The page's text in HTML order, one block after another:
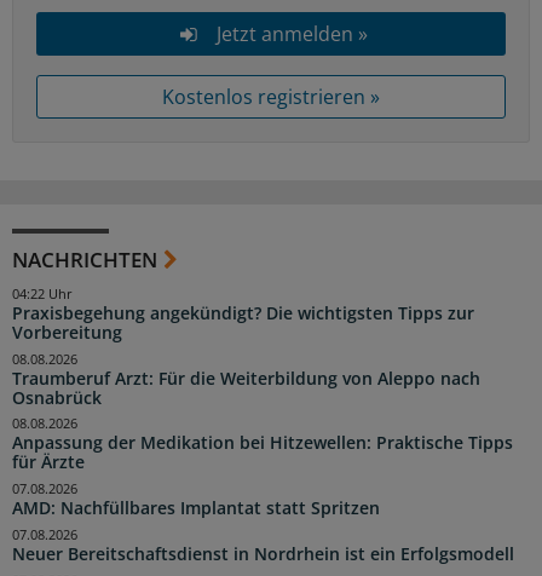
Jetzt anmelden »
Kostenlos registrieren »
NACHRICHTEN
Praxisbegehung angekündigt? Die wichtigsten Tipps zur
Vorbereitung
04:22 Uhr
Traumberuf Arzt: Für die Weiterbildung von Aleppo nach
Osnabrück
08.08.2026
Anpassung der Medikation bei Hitzewellen: Praktische Tipps
für Ärzte
08.08.2026
AMD: Nachfüllbares Implantat statt Spritzen
07.08.2026
Neuer Bereitschaftsdienst in Nordrhein ist ein Erfolgsmodell
07.08.2026